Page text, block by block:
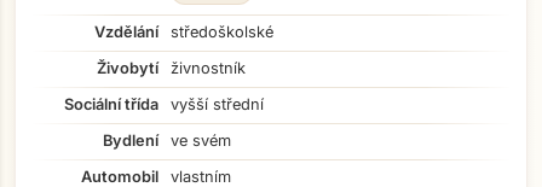
Vzdělání
středoškolské
Živobytí
živnostník
Sociální třída
vyšší střední
Bydlení
ve svém
Automobil
vlastním